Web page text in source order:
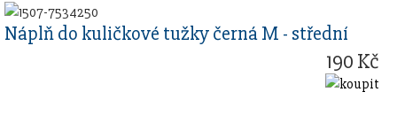
Náplň do kuličkové tužky černá M - střední
190 Kč